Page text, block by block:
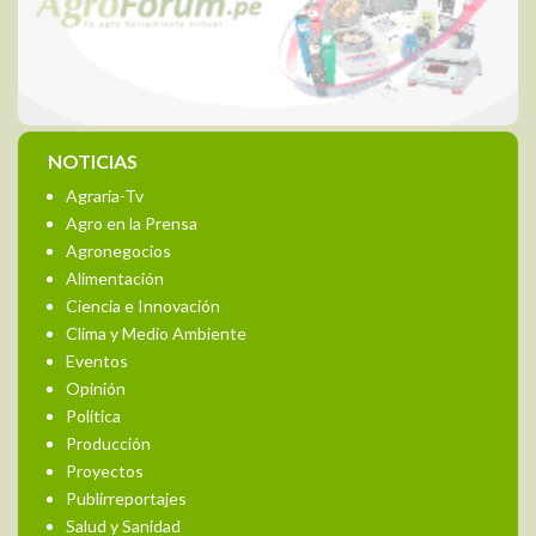
NOTICIAS
Agraria-Tv
Agro en la Prensa
Agronegocios
Alimentación
Ciencia e Innovación
Clima y Medio Ambiente
Eventos
Opinión
Política
Producción
Proyectos
Publirreportajes
Salud y Sanidad